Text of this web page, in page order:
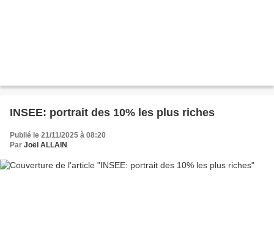
INSEE: portrait des 10% les plus riches
Publié le 21/11/2025 à 08:20
Par Joël ALLAIN